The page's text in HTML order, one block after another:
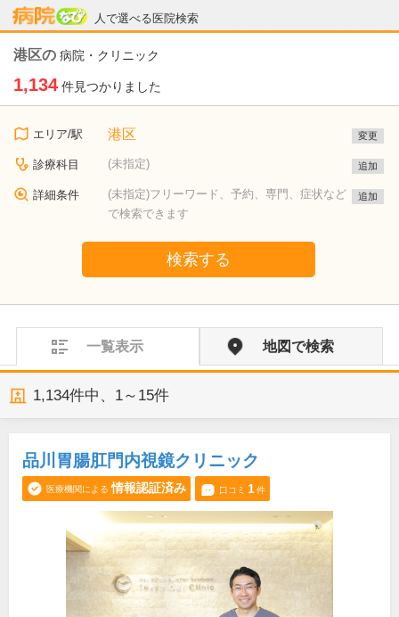
人で選べる医院検索
病院なび
港区の 病院・クリニック
1,134 件見つかりました
エリア/駅 港区 変更
診療科目 (未指定) 追加
詳細条件
(未指定)フリーワード、予約、専門、症状など
で検索できます
追加
検索する
一覧表示 地図で検索
1,134件中、 1～15件
品川胃腸肛門内視鏡クリニック
医療機関による 情報認証済み 口コミ 1件